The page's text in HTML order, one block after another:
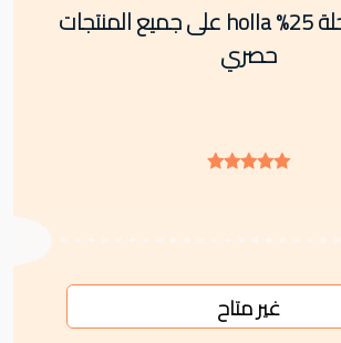
كود خصم حلة 25% holla على جميع المنتجات
حصري
غير متاح